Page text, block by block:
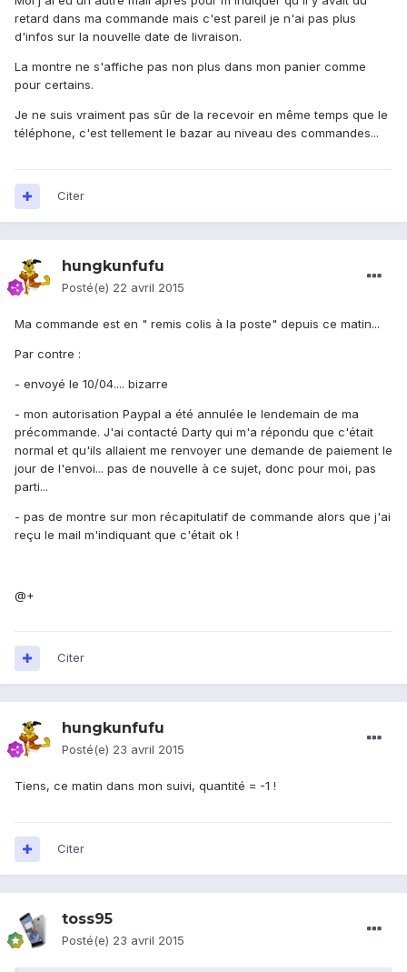
retard dans ma commande mais c'est pareil je n'ai pas plus
d'infos sur la nouvelle date de livraison.
La montre ne s'affiche pas non plus dans mon panier comme
pour certains.
Je ne suis vraiment pas sûr de la recevoir en même temps que le
téléphone, c'est tellement le bazar au niveau des commandes...
Citer
hungkunfufu
Posté(e) 22 avril 2015
Ma commande est en " remis colis à la poste" depuis ce matin...
Par contre :
- envoyé le 10/04.... bizarre
- mon autorisation Paypal a été annulée le lendemain de ma
précommande. J'ai contacté Darty qui m'a répondu que c'était
normal et qu'ils allaient me renvoyer une demande de paiement le
jour de l'envoi... pas de nouvelle à ce sujet, donc pour moi, pas
parti...
- pas de montre sur mon récapitulatif de commande alors que j'ai
reçu le mail m'indiquant que c'était ok !
@+
Citer
hungkunfufu
Posté(e) 23 avril 2015
Tiens, ce matin dans mon suivi, quantité = -1 !
Citer
toss95
Posté(e) 23 avril 2015